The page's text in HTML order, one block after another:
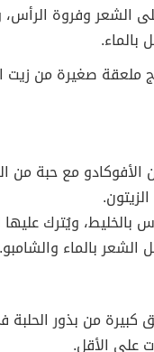
الشعر وفروة
ملعقة صغيرة من زيت
مع حبة من
بالخليط، ويُترك
بالماء والشامبو.
كبيرة من بذور
على الأقل.